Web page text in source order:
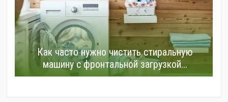
Как часто нужно чистить стиральную
машину с фронтальной загрузкой...